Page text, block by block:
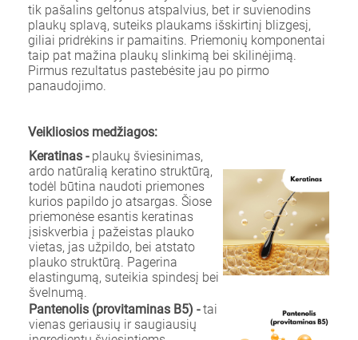
tik pašalins geltonus atspalvius, bet ir suvienodins
plaukų splavą, suteiks plaukams išskirtinį blizgesį,
giliai pridrėkins ir pamaitins. Priemonių komponentai
taip pat mažina plaukų slinkimą bei skilinėjimą.
Pirmus rezultatus pastebėsite jau po pirmo
panaudojimo.
Veikliosios medžiagos:
Keratinas - plaukų šviesinimas,
ardo natūralią keratino struktūrą,
todėl būtina naudoti priemones
kurios papildo jo atsargas. Šiose
priemonėse esantis keratinas
įsiskverbia į pažeistas plauko
vietas, jas užpildo, bei atstato
plauko struktūrą. Pagerina
elastingumą, suteikia spindesį bei
švelnumą.
Pantenolis (provitaminas B5) -tai
vienas geriausių ir saugiausių